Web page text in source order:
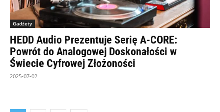
Gadżety
HEDD Audio Prezentuje Serię A-CORE:
Powrót do Analogowej Doskonałości w
Świecie Cyfrowej Złożoności
2025-07-02